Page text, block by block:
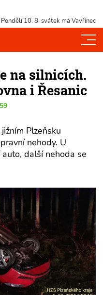
Pondělí 10. 8. svátek má Vavřinec
na silnicích.
i Řesanic
Plzeňsku
nehody. U
další nehoda se